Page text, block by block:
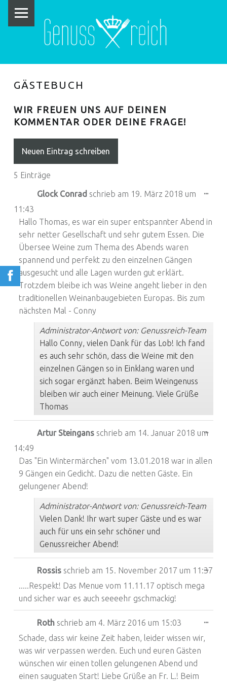
U
E
GÄSTEBUCH
WIR FREUEN UNS AUF DEINEN
KOMMENTAR ODER DEINE FRAGE!
5 Einträge
Glock Conrad schrieb am 19. März 2018 um
11:43
Hallo Thomas, es war ein super entspannter Abend in
sehr netter Gesellschaft und sehr gutem Essen. Die
Übersee Weine zum Thema des Abends waren
spannend und perfekt zu den einzelnen Gängen
ausgesucht und alle Lagen wurden gut erklärt.
Trotzdem bleibe ich was Weine angeht lieber in den
traditionellen Weinanbaugebieten Europas. Bis zum
nächsten Mal - Conny
Administrator-Antwort von: Genussreich-Team
Hallo Conny, vielen Dank für das Lob! Ich fand
es auch sehr schön, dass die Weine mit den
einzelnen Gängen so in Einklang waren und
sich sogar ergänzt haben. Beim Weingenuss
bleiben wir auch einer Meinung. Viele Grüße
Thomas
...
Artur Steingans schrieb am 14. Januar 2018 um
14:49
Das "Ein Wintermärchen" vom 13.01.2018 war in allen
9 Gängen ein Gedicht. Dazu die netten Gäste. Ein
gelungener Abend!
Administrator-Antwort von: Genussreich-Team
Vielen Dank! Ihr wart super Gäste und es war
auch für uns ein sehr schöner und
Genussreicher Abend!
...
Rossis schrieb am 15. November 2017 um 11:37
.....Respekt! Das Menue vom 11.11.17 optisch mega
und sicher war es auch seeeehr gschmackig!
...
Roth schrieb am 4. März 2016 um 15:03
Schade, dass wir keine Zeit haben, leider wissen wir,
was wir verpassen werden. Euch und euren Gästen
wünschen wir einen tollen gelungenen Abend und
einen sauguaten Start! Liebe Grüße an Fr. L.! Beim
...